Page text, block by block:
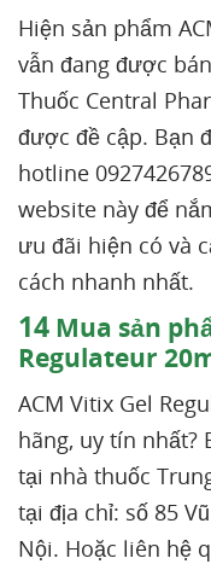
Hiện sản phẩm
vẫn đang được
Thuốc Central
được đề cập. Bạn
hotline
website này để
ưu đãi hiện có và
cách nhanh nhất.
14 Mua sản
Regulateur
ACM Vitix Gel
hãng, uy tín nhất?
tại nhà thuốc
tại địa chỉ: số 85
Nội. Hoặc liên hệ